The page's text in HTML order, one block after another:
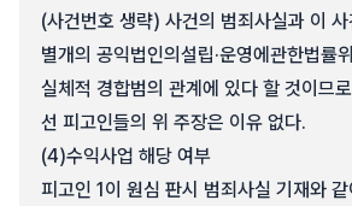
(사건번호 생략) 사건의 범죄사실과 이
별개의 공익법인의설립·운영에관한법률
실체적 경합범의 관계에 있다 할 것이므
선 피고인들의 위 주장은 이유 없다.
(4)수익사업 해당 여부
피고인 1이 원심 판시 범죄사실 기재와